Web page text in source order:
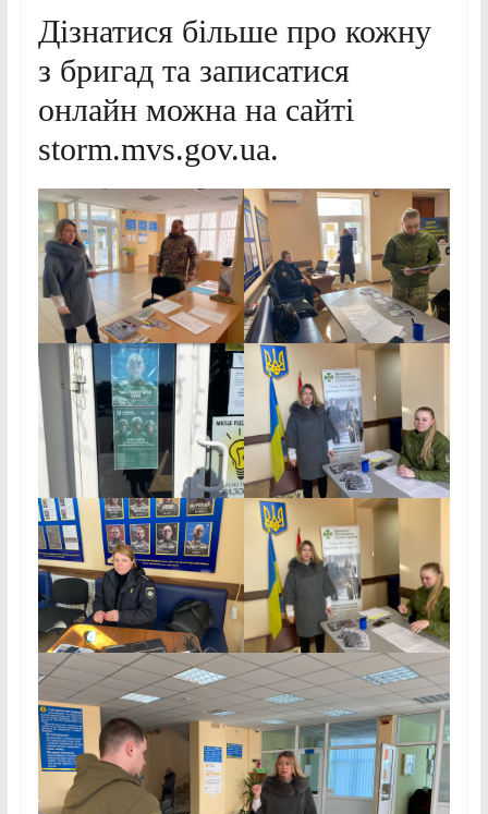
Дізнатися більше про кожну
з бригад та записатися
онлайн можна на сайті
storm.mvs.gov.ua.